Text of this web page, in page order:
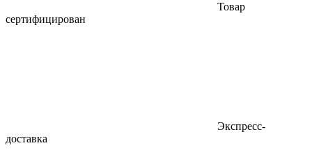
Товар
сертифицирован
Экспресс-
доставка